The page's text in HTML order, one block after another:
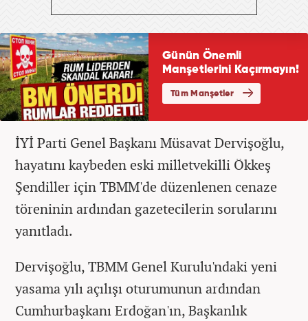
İYİ Parti Genel Başkanı Müsavat Dervişoğlu,
hayatını kaybeden eski milletvekilli Ökkeş
Şendiller için TBMM'de düzenlenen cenaze
töreninin ardından gazetecilerin sorularını
yanıtladı.
Dervişoğlu, TBMM Genel Kurulu'ndaki yeni
yasama yılı açılışı oturumunun ardından
Cumhurbaşkanı Erdoğan'ın, Başkanlık